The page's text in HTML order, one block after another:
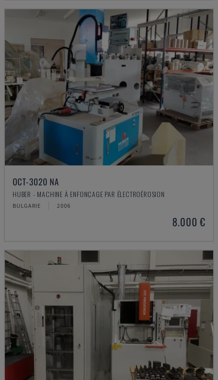
OCT-3020 NA
HUBER - MACHINE À ENFONÇAGE PAR ÉLECTROÉROSION
BULGARIE 2006
8.000 €